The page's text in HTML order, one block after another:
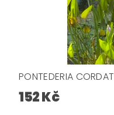
PONTEDERIA
152 Kč